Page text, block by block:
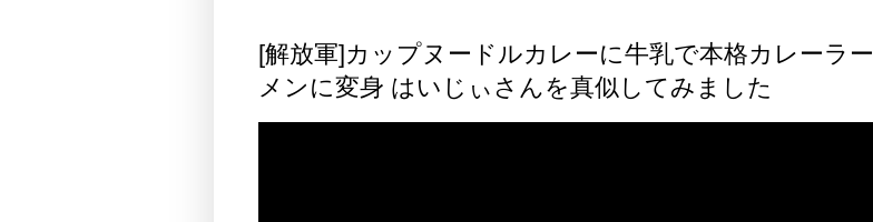
[解放軍]カップヌードルカレーに牛乳で本格カレーラー
メンに変身 はいじぃさんを真似してみました